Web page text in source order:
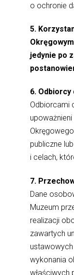
o ochronie
5.
jedynie po
6. Odbiorcy
Odbiorcami
publiczne
i celach,
7.
Dane
Muzeum
realizacji
zawartych
wykonania
właściwych